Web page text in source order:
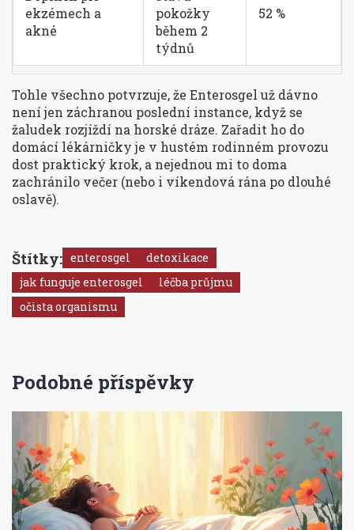
ekzémech a
akné
pokožky
během 2
týdnů
52 %
Tohle všechno potvrzuje, že Enterosgel už dávno
není jen záchranou poslední instance, když se
žaludek rozjíždí na horské dráze. Zařadit ho do
domácí lékárničky je v hustém rodinném provozu
dost praktický krok, a nejednou mi to doma
zachránilo večer (nebo i víkendová rána po dlouhé
oslavě).
Štítky: enterosgel
detoxikace
jak funguje enterosgel
léčba průjmu
očista organismu
Podobné příspěvky